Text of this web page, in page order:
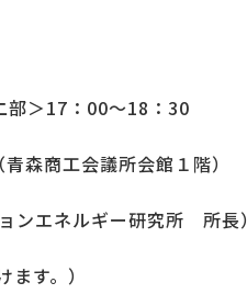
＞17：00～18：30
森商工会議所会館１階）
ンエネルギー研究所 所長）
す。）